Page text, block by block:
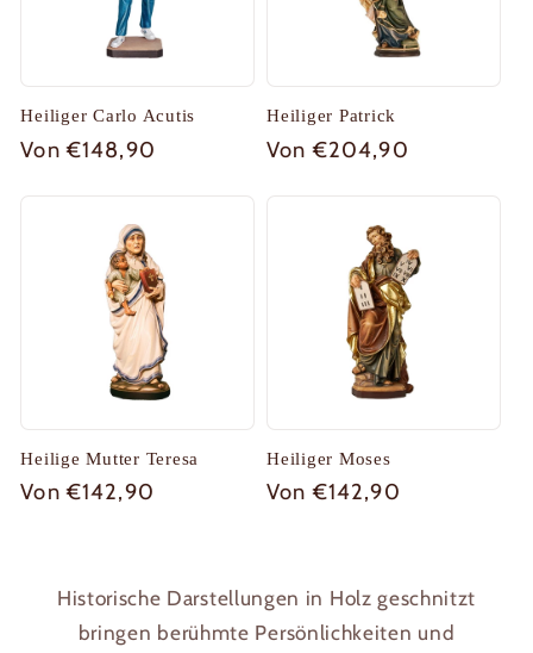
Heiliger Carlo Acutis
Normaler
Von €148,90
Heiliger Patrick
Normaler
Von €204,90
Heilige Mutter Teresa
Normaler
Von €142,90
Heiliger Moses
Normaler
Von €142,90
Historische Darstellungen in Holz geschnitzt
bringen berühmte Persönlichkeiten und